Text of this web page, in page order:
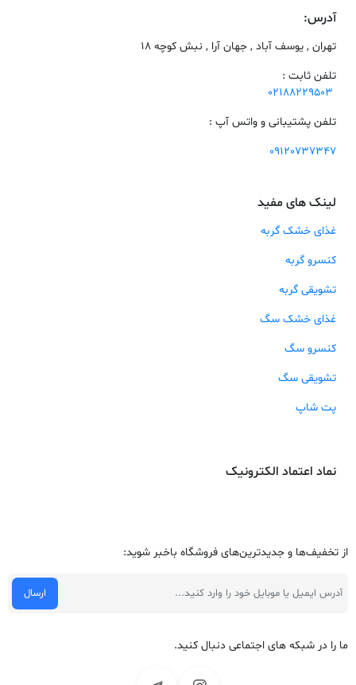
آدرس:
تهران , یوسف آباد , جهان آرا , نبش کوچه 18
تلفن ثابت :
02188229503
تلفن پشتیبانی و واتس آپ :
09120737347
لینک های مفید
غذای خشک گربه
کنسرو گربه
تشویقی گربه
غذای خشک سگ
کنسرو سگ
تشویقی سگ
پت شاپ
نماد اعتماد الکترونیک
از تخفیف‌ها و جدیدترین‌های فروشگاه باخبر شوید:
ما را در شبکه های اجتماعی دنبال کنید.